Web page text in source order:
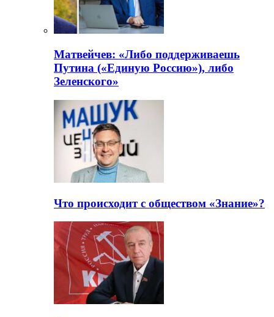
Матвейчев: «Либо поддерживаешь
Путина («Единую Россию»), либо
Зеленского»
Что происходит с обществом «Знание»?